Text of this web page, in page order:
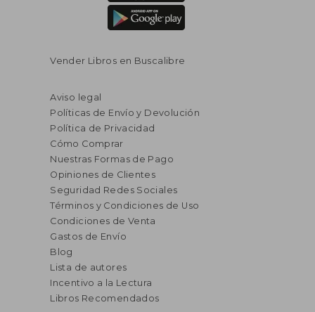
Vender Libros en Buscalibre
Aviso legal
Políticas de Envío y Devolución
Política de Privacidad
Cómo Comprar
Nuestras Formas de Pago
Opiniones de Clientes
Seguridad Redes Sociales
Términos y Condiciones de Uso
Condiciones de Venta
Gastos de Envío
Blog
Lista de autores
Incentivo a la Lectura
Libros Recomendados